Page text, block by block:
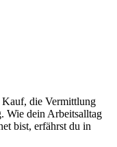
die Vermittlung
Wie dein Arbeitsalltag
bist, erfährst du in